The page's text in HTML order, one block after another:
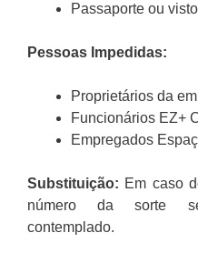
Passaporte ou
Pessoas Impedidas:
Proprietários da
Funcionários EZ+
Empregados
Substituição: Em caso
número da sorte
contemplado.